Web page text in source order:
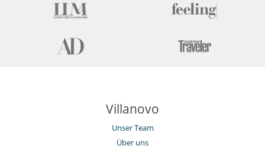
Villanovo
Unser Team
Über uns